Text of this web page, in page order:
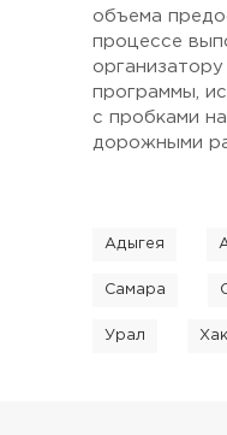
объема
процессе
программы,
с пробками
дорожными
Адыгея
Самара
Урал